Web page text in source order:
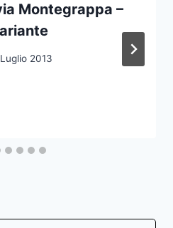
Montegrappa –
2013